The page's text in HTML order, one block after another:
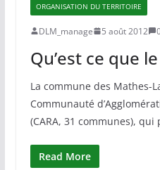
ORGANISATION DU TERRITOIRE
DLM_manage 5 août 2012
Qu’est ce que le
La commune des Mathes-
Communauté
(CARA, 31 communes),
Read More